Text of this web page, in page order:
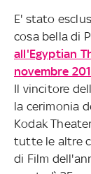
E' stato
cosa bella di
all'Egyptian
novembre
Il vincitore
la cerimonia
Kodak
tutte le altre
di Film